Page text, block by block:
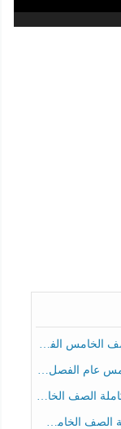
الثالث 2025-2026
عام الفصل الثالث
الفصل الثالث